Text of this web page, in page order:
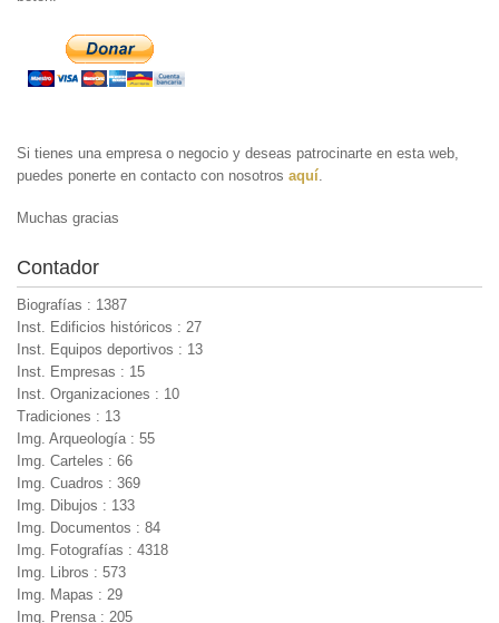
Si tienes una empresa o negocio y deseas patrocinarte en esta web,
puedes ponerte en contacto con nosotros aquí
Muchas gracias
Contador
Biografías : 1387
Inst. Edificios históricos : 27
Inst. Equipos deportivos : 13
Inst. Empresas : 15
Inst. Organizaciones : 10
Tradiciones : 13
Img. Arqueología : 55
Img. Carteles : 66
Img. Cuadros : 369
Img. Dibujos : 133
Img. Documentos : 84
Img. Fotografías : 4318
Img. Libros : 573
Img. Mapas : 29
Img. Prensa : 205